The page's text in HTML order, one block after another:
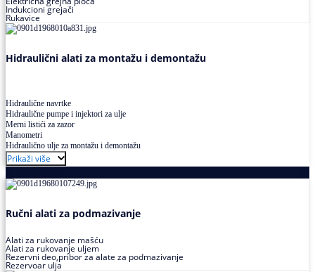
Indukcioni grejači
Rukavice
Hidraulični alati za montažu i demontažu
Hidraulične navrtke
Hidraulične pumpe i injektori za ulje
Merni listići za zazor
Manometri
Hidraulično ulje za montažu i demontažu
Prikaži više
Ručni alati za podmazivanje
Alati za rukovanje mašću
Alati za rukovanje uljem
Rezervni deo,pribor za alate za podmazivanje
Rezervoar ulja